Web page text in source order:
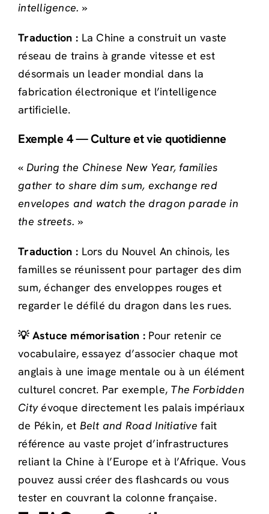
intelligence. »
Traduction : La Chine a construit un vaste
réseau de trains à grande vitesse et est
désormais un leader mondial dans la
fabrication électronique et l’intelligence
artificielle.
Exemple 4 — Culture et vie quotidienne
« During the Chinese New Year, families
gather to share dim sum, exchange red
envelopes and watch the dragon parade in
the streets. »
Traduction : Lors du Nouvel An chinois, les
familles se réunissent pour partager des dim
sum, échanger des enveloppes rouges et
regarder le défilé du dragon dans les rues.
💡 Astuce mémorisation : Pour retenir ce
vocabulaire, essayez d’associer chaque mot
anglais à une image mentale ou à un élément
culturel concret. Par exemple, The Forbidden
Cityévoque directement les palais impériaux
de Pékin, et Belt and Road Initiative fait
référence au vaste projet d’infrastructures
reliant la Chine à l’Europe et à l’Afrique. Vous
pouvez aussi créer des flashcards ou vous
tester en couvrant la colonne française.